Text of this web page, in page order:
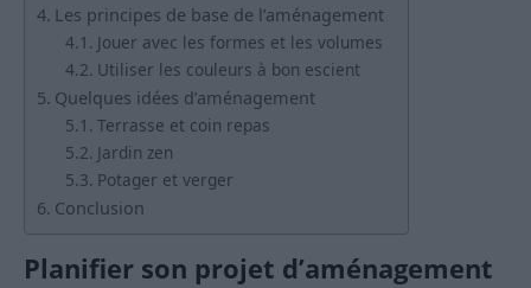
Les principes de base de l’aménagement
Jouer avec les formes et les volumes
Utiliser les couleurs à bon escient
Quelques idées d’aménagement
Terrasse et coin repas
Jardin zen
Potager et verger
Conclusion
Planifier son projet d’aménagement